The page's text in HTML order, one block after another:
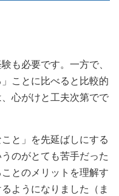
も必要です。一方で、
ことに比べると比較的
心がけと工夫次第でで
と」を先延ばしにする
のがとても苦手だった
とのメリットを理解す
ようになりました（ま